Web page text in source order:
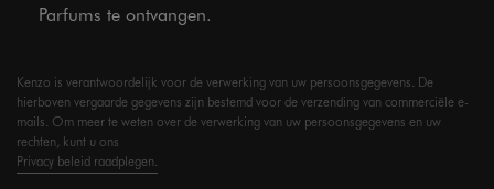
Parfums te ontvangen.
Kenzo is verantwoordelijk voor de verwerking van uw persoonsgegevens. De
hierboven vergaarde gegevens zijn bestemd voor de verzending van commerciële e-
mails. Om meer te weten over de verwerking van uw persoonsgegevens en uw
rechten, kunt u ons
Privacy beleid raadplegen.